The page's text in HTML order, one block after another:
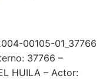
00105-01_37766
37766 –
HUILA – Actor: